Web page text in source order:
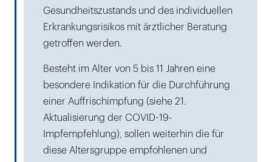
Gesundheitszustands und des individuellen
Erkrankungsrisikos mit ärztlicher Beratung
getroffen werden.
Besteht im Alter von 5 bis 11 Jahren eine
besondere Indikation für die Durchführung
einer Auffrischimpfung (siehe 21.
Aktualisierung der COVID-19-
Impfempfehlung), sollen weiterhin die für
diese Altersgruppe empfohlenen und